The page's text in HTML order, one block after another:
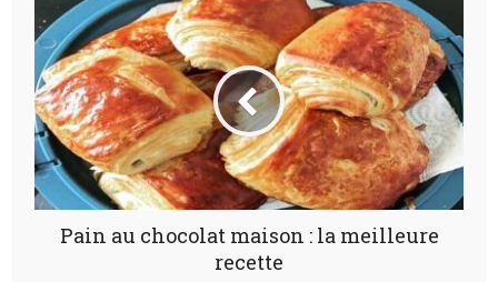
Pain au chocolat maison : la meilleure
recette